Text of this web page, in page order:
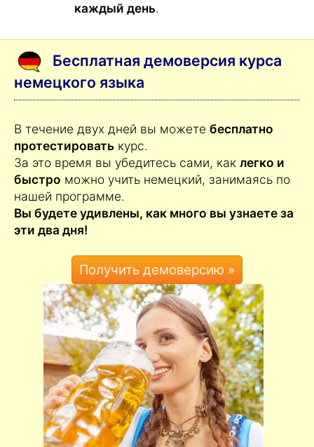
каждый день.
Бесплатная демоверсия курса
немецкого языка
В течение двух дней вы можете бесплатно
протестировать курс.
За это время вы убедитесь сами, как легко и
быстро можно учить немецкий, занимаясь по
нашей программе.
Вы будете удивлены, как много вы узнаете за
эти два дня!